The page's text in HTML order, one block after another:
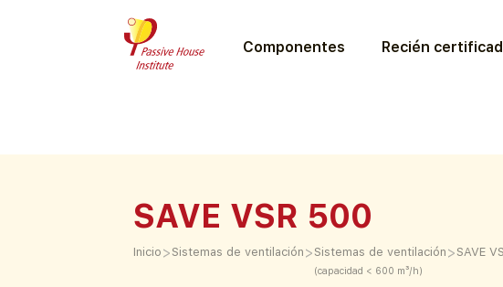
Componentes Recién
SAVE VSR 500
Inicio > Sistemas de ventilación > Sistemas de ventilación
(capacidad < 600 m³/h)
> SAVE